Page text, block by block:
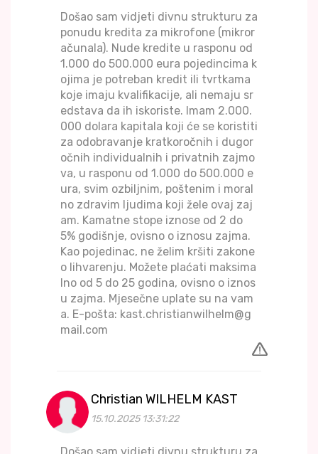
Došao sam vidjeti divnu strukturu za
ponudu kredita za mikrofone (mikror
ačunala). Nude kredite u rasponu od
1.000 do 500.000 eura pojedincima k
ojima je potreban kredit ili tvrtkama
koje imaju kvalifikacije, ali nemaju sr
edstava da ih iskoriste. Imam 2.000.
000 dolara kapitala koji će se koristiti
za odobravanje kratkoročnih i dugor
očnih individualnih i privatnih zajmo
va, u rasponu od 1.000 do 500.000 e
ura, svim ozbiljnim, poštenim i moral
no zdravim ljudima koji žele ovaj zaj
am. Kamatne stope iznose od 2 do
5% godišnje, ovisno o iznosu zajma.
Kao pojedinac, ne želim kršiti zakone
o lihvarenju. Možete plaćati maksima
lno od 5 do 25 godina, ovisno o iznos
u zajma. Mjesečne uplate su na vam
a. E-pošta: kast.christianwilhelm@g
mail.com
Christian WILHELM KAST
15.10.2025 13:31:22